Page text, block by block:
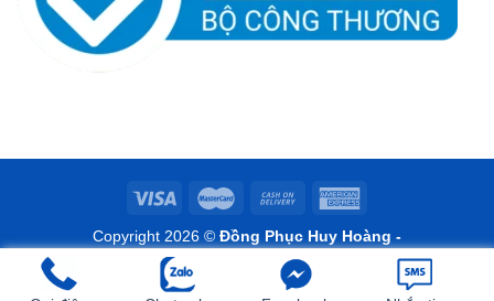
Copyright 2026 © Đồng Phục Huy Hoàng -
www.dongphuchuyhoang.com
Design by www.doseoweb.com